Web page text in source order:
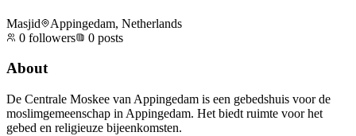
Masjid
Appingedam, Netherlands
0 followers 0 posts
About
De Centrale Moskee van Appingedam is een gebedshuis voor de
moslimgemeenschap in Appingedam. Het biedt ruimte voor het
gebed en religieuze bijeenkomsten.